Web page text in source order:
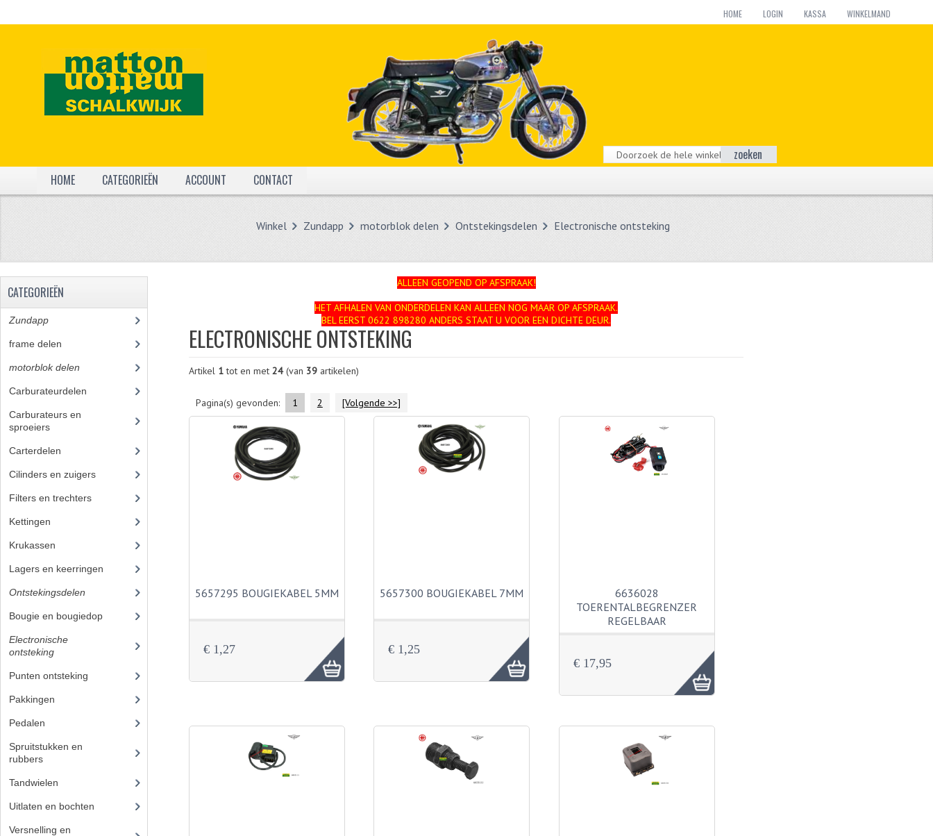
HOME LOGIN KASSA WINKELMAND
zoeken
HOME
CATEGORIEËN ACCOUNT CONTACT
Winkel Zundapp motorblok delen Ontstekingsdelen Electronische ontsteking
ALLEEN GEOPEND OP AFSPRAAK!
HET AFHALEN VAN ONDERDELEN KAN ALLEEN NOG MAAR OP AFSPRAAK.
BEL EERST 0622 898280 ANDERS STAAT U VOOR EEN DICHTE DEUR.
ELECTRONISCHE ONTSTEKING
Artikel 1tot en met 24(van 39artikelen)
Pagina(s) gevonden: 1 2 [Volgende >>]
5657295 BOUGIEKABEL 5MM
€ 1,27
5657300 BOUGIEKABEL 7MM
€ 1,25
6636028
TOERENTALBEGRENZER
REGELBAAR
€ 17,95
CATEGORIEËN
Zundapp
frame delen
motorblok delen
Carburateurdelen
Carburateurs en
sproeiers
Carterdelen
Cilinders en zuigers
Filters en trechters
Kettingen
Krukassen
Lagers en keerringen
Ontstekingsdelen
Bougie en bougiedop
Electronische
ontsteking
Punten ontsteking
Pakkingen
Pedalen
Spruitstukken en
rubbers
Tandwielen
Uitlaten en bochten
Versnelling en